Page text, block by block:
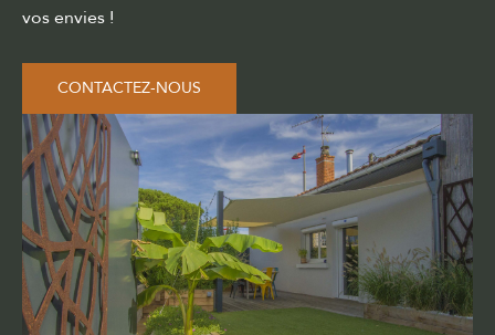
vos envies !
CONTACTEZ-NOUS